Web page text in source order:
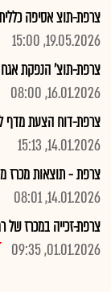
צרפת-תוצ אסיפה כללית מיום 19.5.26-אושר:
19.05.2026, 15:00
צרפת-תוצ' הנפקת אגח
16.01.2026, 08:00
צרפת-דוח הצעת מדף
14.01.2026, 15:13
צרפת - תוצאות מכרז
14.01.2026, 08:01
צרפת-זכייה במכרז של רמ"י לבניית684 יח"ד
01.01.2026, 09:35